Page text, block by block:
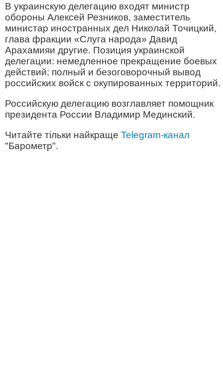
В украинскую делегацию входят министр
обороны Алексей Резников, заместитель
министар иностранных дел Николай Точицкий,
глава фракции «Слуга народа» Давид
Арахамияи другие. Позиция украинской
делегации: немедленное прекращение боевых
действий; полный и безоговорочный вывод
российских войск с окупированных территорий.
Российскую делегацию возглавляет помощник
президента России Владимир Мединский.
Читайте тільки найкраще Telegram-канал
"Барометр".